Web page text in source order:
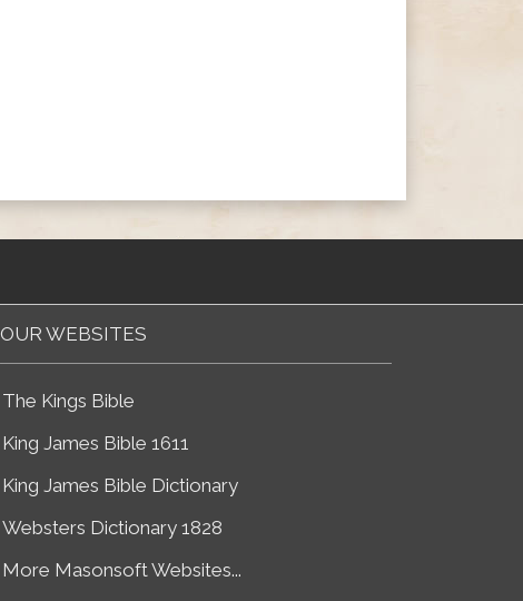
OUR WEBSITES
The Kings Bible
King James Bible 1611
King James Bible Dictionary
Websters Dictionary 1828
More Masonsoft Websites...